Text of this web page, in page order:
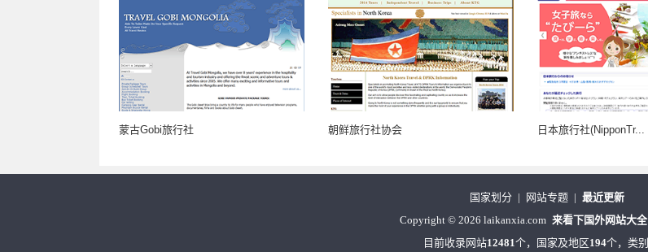
蒙古Gobi旅行社 朝鲜旅行社协会 日本旅行社(NipponTr...
国家划分 | 网站专题 | 最近更新
Copyright ©2026 laikanxia.com 来看下国外网站大全
目前收录网站12481个，国家及地区194个，类别